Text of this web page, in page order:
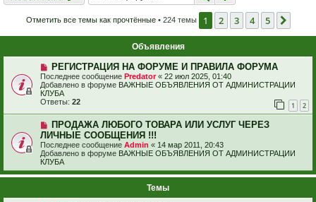
Отметить все темы как прочтённые• 224 темы 1 2 3 4 5
Объявления
РЕГИСТРАЦИЯ НА ФОРУМЕ И ПРАВИЛА ФОРУМА
Последнее сообщение Predator« 22 июл 2025, 01:40
Добавлено в форуме ВАЖНЫЕ ОБЪЯВЛЕНИЯ ОТ АДМИНИСТРАЦИИ
КЛУБА
Ответы: 22 1 2
ПРОДАЖА ЛЮБОГО ТОВАРА ИЛИ УСЛУГ ЧЕРЕЗ
ЛИЧНЫЕ СООБЩЕНИЯ !!!
Последнее сообщение Admin « 14 мар 2011, 20:43
Добавлено в форуме ВАЖНЫЕ ОБЪЯВЛЕНИЯ ОТ АДМИНИСТРАЦИИ
КЛУБА
Темы